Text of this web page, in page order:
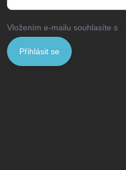
Vložením e-mailu souhlasíte s
Přihlásit se